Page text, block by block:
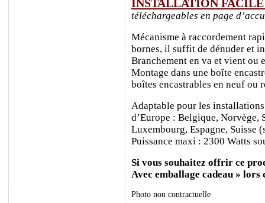
INSTALLATION
téléchargeables en page
Mécanisme à raccordement
bornes, il suffit de dénuder et
Branchement en va et vient ou
Montage dans une boîte
boîtes encastrables en neuf ou
Adaptable pour les
d’Europe : Belgique, Norvège,
Luxembourg, Espagne, Suisse
Puissance maxi : 2300 Watts
Si vous souhaitez offrir ce
Avec emballage cadeau » lors
Photo non contractuelle